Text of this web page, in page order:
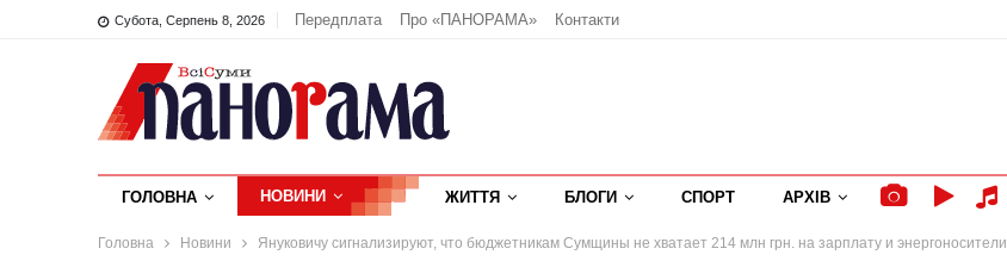
Субота, Серпень 8, 2026 Передплата Про «ПАНОРАМА» Контакти
ГОЛОВНА НОВИНИ ЖИТТЯ БЛОГИ СПОРТ АРХІВ
Головна Новини Януковичу сигнализируют, что бюджетникам Сумщины не хватает 214 млн грн. на зарплату и энергоносители